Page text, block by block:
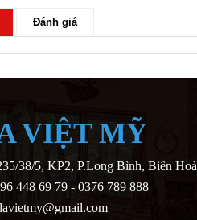
Đánh giá
VIỆT MỸ
38/5, KP2, P.Long Bình, Biên Hoà
448 69 79 - 0376 789 888